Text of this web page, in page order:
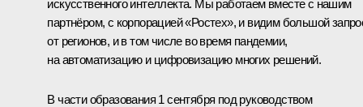
искусственного интеллекта. Мы работаем вместе с нашим
партнёром, с корпорацией «Ростех», и видим большой
от регионов, и в том числе во время пандемии,
на автоматизацию и цифровизацию многих решений.
В части образования 1 сентября под руководством